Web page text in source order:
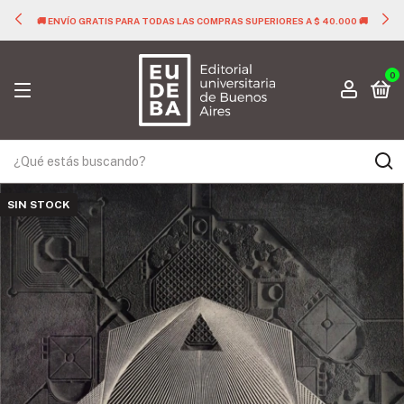
🚚 ENVÍO GRATIS PARA TODAS LAS COMPRAS SUPERIORES A $ 40.000 🚚
0
SIN STOCK